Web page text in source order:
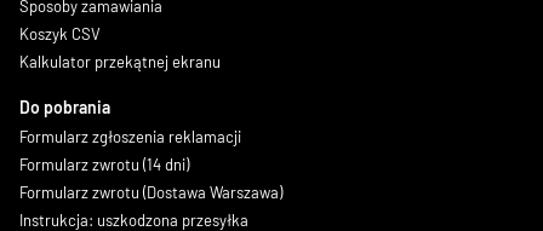
Sposoby zamawiania
Koszyk CSV
Kalkulator przekątnej ekranu
Do pobrania
Formularz zgłoszenia reklamacji
Formularz zwrotu (14 dni)
Formularz zwrotu (Dostawa Warszawa)
Instrukcja: uszkodzona przesyłka